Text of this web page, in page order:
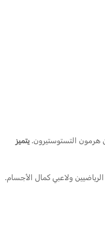
هرمون التستوستيرون. يتميز
ولاعبي كمال الأجسام.